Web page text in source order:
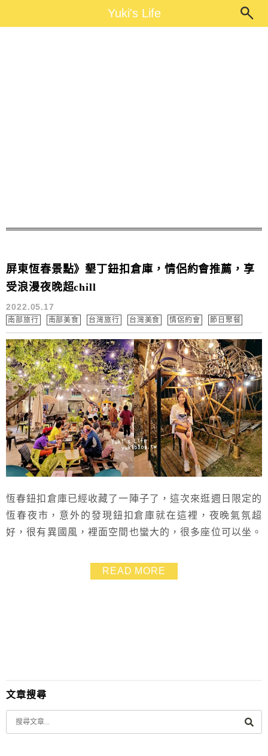
Yuki's LifeYuki's Life
屏東恆春景點》墾丁鈕扣倉庫，情侶約會推薦，享
受浪漫夜晚超chill
2022.05.17
南部旅行 南部美食 台灣旅行 台灣美食 情侶約會 節日聚餐
恆春鈕扣倉庫已經收藏了一陣子了，這次來逛週日限定的
恆春夜市，意外的發現鈕扣倉庫就在這裡，夜晚氣氛超
好，很有異國風，裡面空間也蠻大的，很多座位可以坐。
有趣哦！在找墾丁景點的朋友趕快收藏！
READ MORE
文章搜尋